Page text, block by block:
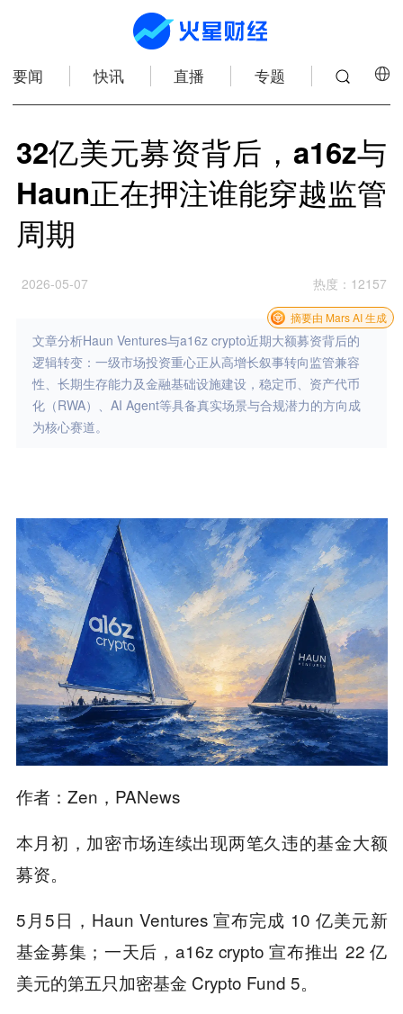
要闻 快讯 直播 专题
32亿美元募资背后，a16z与
Haun正在押注谁能穿越监管
周期
2026-05-07 热度 ： 12157
文章分析Haun Ventures与a16z crypto近期大额募资背后的
逻辑转变：一级市场投资重心正从高增长叙事转向监管兼容
性、长期生存能力及金融基础设施建设，稳定币、资产代币
化（RWA）、AI Agent等具备真实场景与合规潜力的方向成
为核心赛道。
摘要由 Mars AI 生成
作者：Zen，PANews
本月初，加密市场连续出现两笔久违的基金大额
募资。
5月5日，Haun Ventures 宣布完成 10 亿美元新
基金募集；一天后，a16z crypto 宣布推出 22 亿
美元的第五只加密基金 Crypto Fund 5。